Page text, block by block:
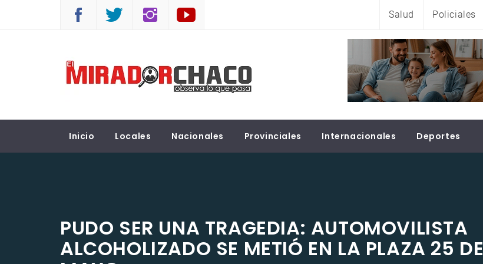
Salud Policiales
EL MIRADOR CHACO
Inicio Locales Nacionales Provinciales Internacionales Deportes
PUDO SER UNA TRAGEDIA: AUTOMOVILISTA
ALCOHOLIZADO SE METIÓ EN LA PLAZA 25 DE